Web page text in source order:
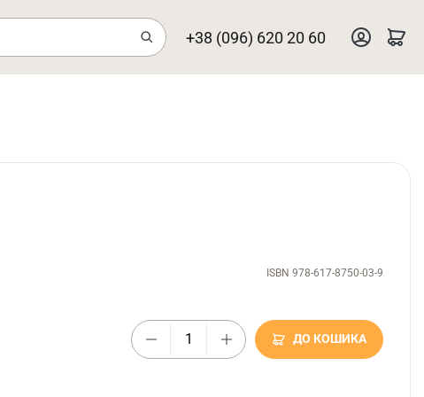
+38 (096) 620 20 60
ISBN 978-617-8750-03-9
ДО КОШИКА